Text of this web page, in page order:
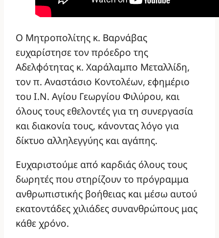
Ο Μητροπολίτης κ. Βαρνάβας
ευχαρίστησε τον πρόεδρο της
Αδελφότητας κ. Χαράλαμπο Μεταλλίδη,
τον π. Αναστάσιο Κοντολέων, εφημέριο
του Ι.Ν. Αγίου Γεωργίου Φιλύρου, και
όλους τους εθελοντές για τη συνεργασία
και διακονία τους, κάνοντας λόγο για
δίκτυο αλληλεγγύης και αγάπης.
Ευχαριστούμε από καρδιάς όλους τους
δωρητές που στηρίζουν το πρόγραμμα
ανθρωπιστικής βοήθειας και μέσω αυτού
εκατοντάδες χιλιάδες συνανθρώπους μας
κάθε χρόνο.